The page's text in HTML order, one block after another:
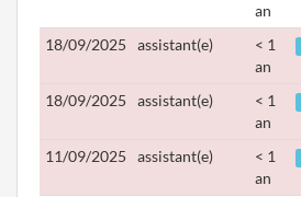
an
18/09/2025
assistant(e)
< 1
an
18/09/2025 assistant(e)
< 1
an
11/09/2025
assistant(e)
< 1
an